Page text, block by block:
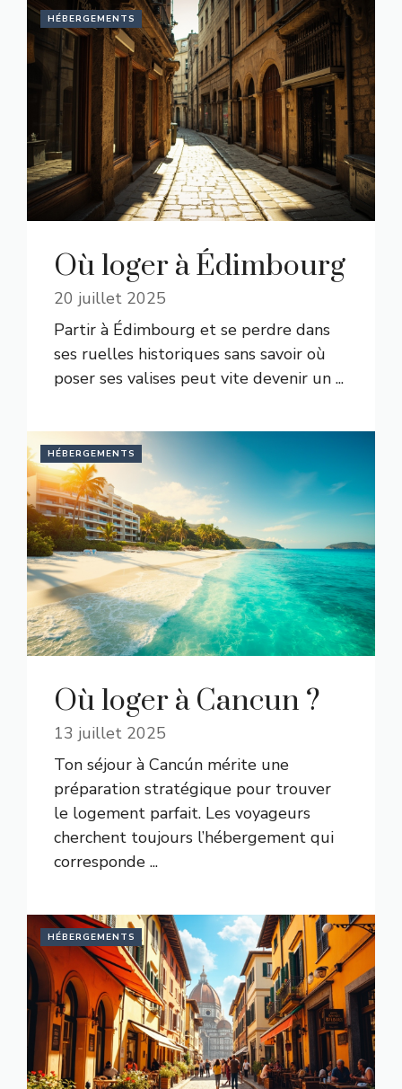
HÉBERGEMENTS
Où loger à Édimbourg
20 juillet 2025
Partir à Édimbourg et se perdre dans
ses ruelles historiques sans savoir où
poser ses valises peut vite devenir un ...
HÉBERGEMENTS
Où loger à Cancun ?
13 juillet 2025
Ton séjour à Cancún mérite une
préparation stratégique pour trouver
le logement parfait. Les voyageurs
cherchent toujours l’hébergement qui
corresponde ...
HÉBERGEMENTS